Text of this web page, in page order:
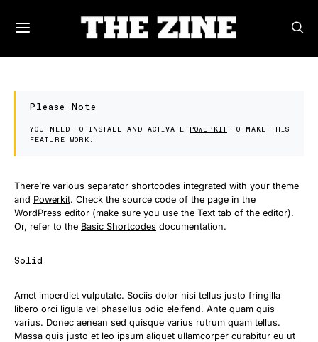
Please Note
YOU NEED TO INSTALL AND ACTIVATE POWERKIT TO MAKE THIS
FEATURE WORK.
There’re various separator shortcodes integrated with your theme
and Powerkit. Check the source code of the page in the
WordPress editor (make sure you use the Text tab of the editor).
Or, refer to the Basic Shortcodes documentation.
Solid
Amet imperdiet vulputate. Sociis dolor nisi tellus justo fringilla
libero orci ligula vel phasellus odio eleifend. Ante quam quis
varius. Donec aenean sed quisque varius rutrum quam tellus.
Massa quis justo et leo ipsum aliquet ullamcorper curabitur eu ut